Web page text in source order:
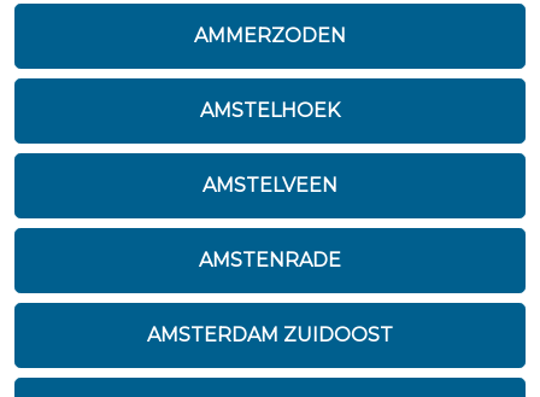
AMMERZODEN
AMSTELHOEK
AMSTELVEEN
AMSTENRADE
AMSTERDAM ZUIDOOST